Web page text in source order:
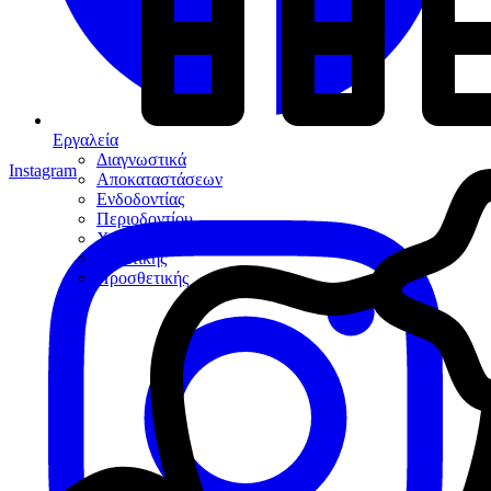
Εργαλεία
Διαγνωστικά
Αποκαταστάσεων
Ενδοδοντίας
Περιοδοντίου
Χειρουργικής
Εξακτικής
Προσθετικής
Instagram